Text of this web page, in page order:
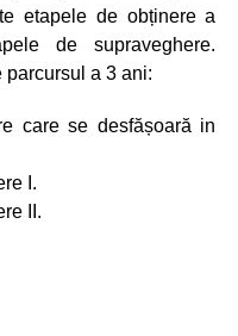
etapele de obținere a
de supraveghere.
parcursul a 3 ani:
care se desfășoară in
I.
II.